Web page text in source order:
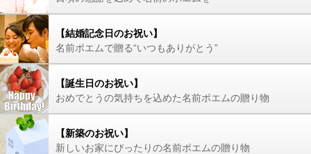
【結婚記念日のお祝い】
名前ポエムで贈る“いつもありがとう”
【誕生日のお祝い】
おめでとうの気持ちを込めた名前ポエムの贈り物
【新築のお祝い】
新しいお家にぴったりの名前ポエムの贈り物